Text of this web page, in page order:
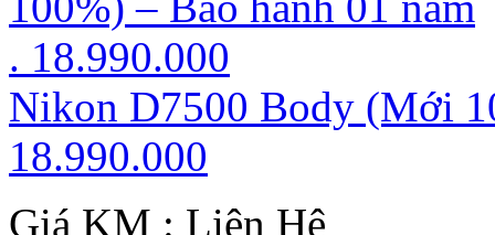
Nikon D7500 Body (Mới
18.990.000
Giá KM : Liên Hệ